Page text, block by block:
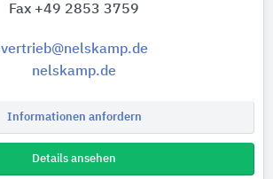
Fax +49 2853 3759
vertrieb@nelskamp.de
nelskamp.de
Informationen anfordern
Details ansehen